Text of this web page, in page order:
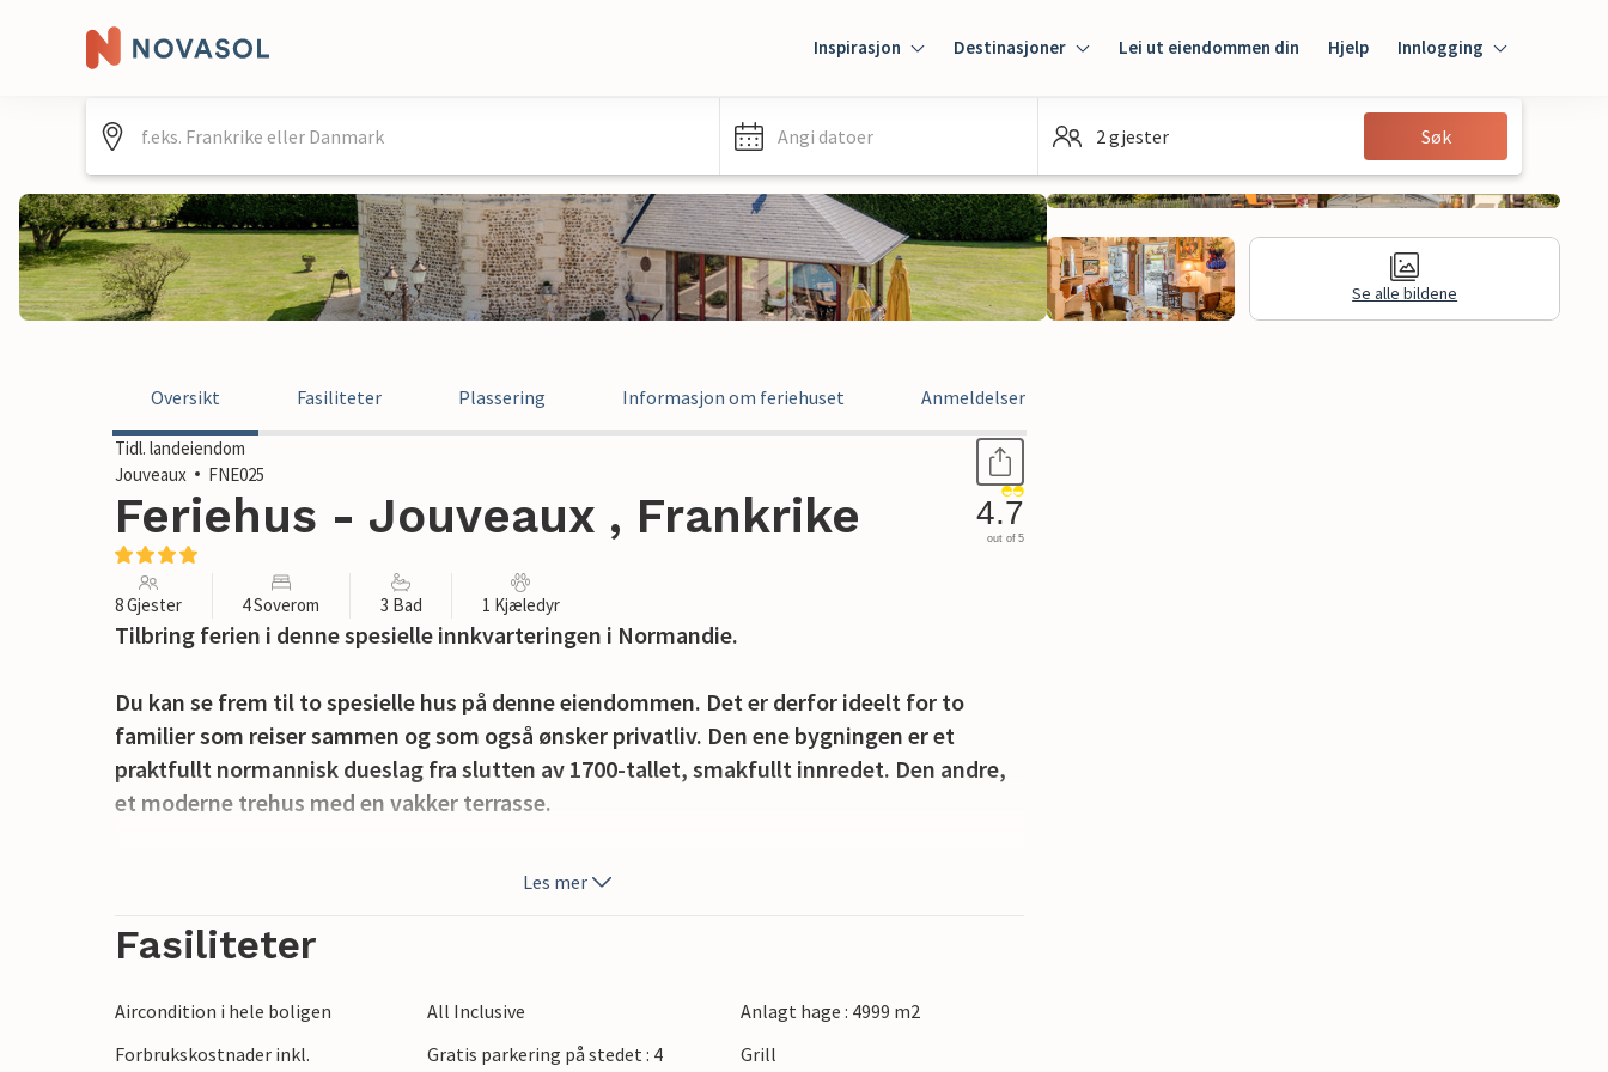
Inspirasjon Destinasjoner Lei ut eiendommen din Hjelp Innlogging
Innlogging
Gjest
Angi datoer 2 gjester Søk
Se alle bildene
Oversikt Fasiliteter Plassering Informasjon om feriehuset Anmeldelser
Tidl. landeiendom
Jouveaux
FNE025
Feriehus - Jouveaux , Frankrike 4.7
out of 5
8 Gjester 4 Soverom 3 Bad 1 Kjæledyr
Tilbring ferien i denne spesielle innkvarteringen i Normandie.
Du kan se frem til to spesielle hus på denne eiendommen. Det er derfor ideelt for to
familier som reiser sammen og som også ønsker privatliv. Den ene bygningen er et
praktfullt normannisk dueslag fra slutten av 1700-tallet, smakfullt innredet. Den andre,
et moderne trehus med en vakker terrasse.
Denne hytta lar deg dra full nytte av naturen takket være den store, lukkede private
av soling og grilling om kveldene. En petanquebane og utendørs spill lar deg nyte det
Les mer
Fasiliteter
Aircondition i hele boligen All Inclusive
Anlagt hage : 4999 m2
Forbrukskostnader inkl.
Gratis parkering på stedet : 4
Grill